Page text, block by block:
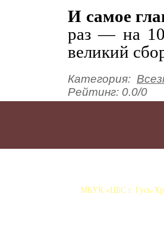
И самое
раз — на
великий
Категория:
Рейтинг: 0.0/0
МБУК «ЦБС г. Гусь-